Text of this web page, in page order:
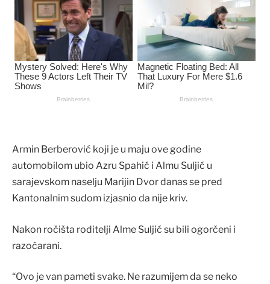
Armin Berberović koji je u maju ove godine
automobilom ubio Azru Spahić i Almu Suljić u
sarajevskom naselju Marijin Dvor danas se pred
Kantonalnim sudom izjasnio da nije kriv.
Nakon ročišta roditelji Alme Suljić su bili ogorčeni i
razočarani.
“Ovo je van pameti svake. Ne razumijem da se neko